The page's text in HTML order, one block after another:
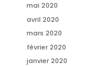
mai 2020
avril 2020
mars 2020
février 2020
janvier 2020